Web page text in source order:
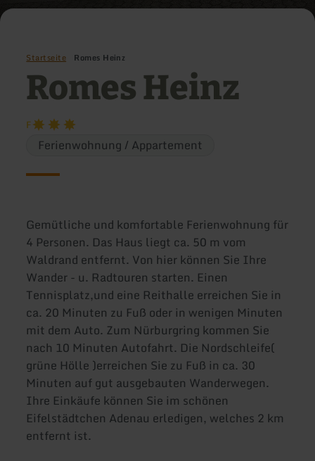
Startseite Romes Heinz
Romes Heinz
F
Ferienwohnung / Appartement
Gemütliche und komfortable Ferienwohnung für
4 Personen. Das Haus liegt ca. 50 m vom
Waldrand entfernt. Von hier können Sie Ihre
Wander - u. Radtouren starten. Einen
Tennisplatz,und eine Reithalle erreichen Sie in
ca. 20 Minuten zu Fuß oder in wenigen Minuten
mit dem Auto. Zum Nürburgring kommen Sie
nach 10 Minuten Autofahrt. Die Nordschleife(
grüne Hölle )erreichen Sie zu Fuß in ca. 30
Minuten auf gut ausgebauten Wanderwegen.
Ihre Einkäufe können Sie im schönen
Eifelstädtchen Adenau erledigen, welches 2 km
entfernt ist.